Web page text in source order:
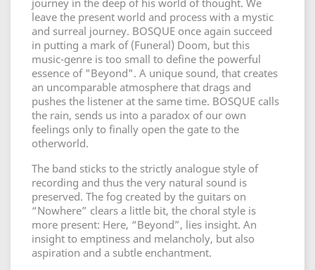
journey in the deep of his world of thought. We
leave the present world and process with a mystic
and surreal journey. BOSQUE once again succeed
in putting a mark of (Funeral) Doom, but this
music-genre is too small to define the powerful
essence of "Beyond". A unique sound, that creates
an uncomparable atmosphere that drags and
pushes the listener at the same time. BOSQUE calls
the rain, sends us into a paradox of our own
feelings only to finally open the gate to the
otherworld.
The band sticks to the strictly analogue style of
recording and thus the very natural sound is
preserved. The fog created by the guitars on
“Nowhere” clears a little bit, the choral style is
more present: Here, “Beyond”, lies insight. An
insight to emptiness and melancholy, but also
aspiration and a subtle enchantment.